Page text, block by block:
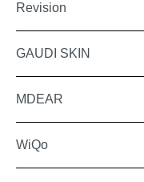
Revision
GAUDI SKIN
MDEAR
WiQo